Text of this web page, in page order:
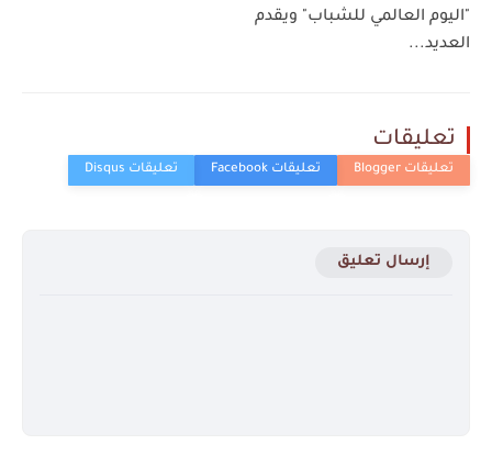
"اليوم العالمي للشباب" ويقدم
العديد...
تعليقات
إرسال تعليق